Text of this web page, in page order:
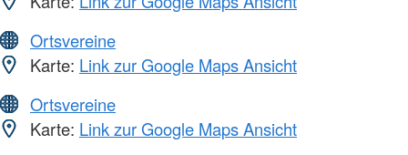
Ortsvereine
Karte: Link zur Google Maps Ansicht
Ortsvereine
Karte: Link zur Google Maps Ansicht